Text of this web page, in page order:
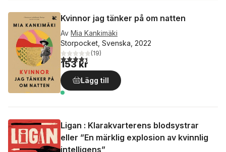
Kvinnor jag tänker på om natten
Av Mia Kankimäki
Storpocket, Svenska, 2022
4,4utav 5 stjärnor. Totalt antal röster:
(19)
153 kr
Lägg till
Ligan : Klarakvarterens blodsystrar
eller ”En märklig explosion av kvinnlig
intelligens”